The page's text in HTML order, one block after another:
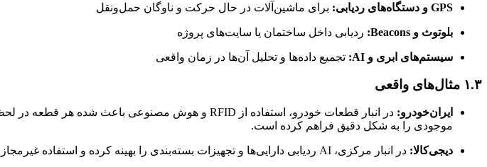
GPS و دستگاه‌های ردیابی: برای ماشین‌آلات در حال حرکت و ناوگان حمل‌ونقل
بلوتوث و Beacons: ردیابی داخل ساختمان یا سایت‌های پروژه
سیستم‌های ابری و AI: تجمیع داده‌ها و تحلیل آن‌ها در زمان واقعی
۱.۳ مثال‌های واقعی
ایران‌خودرو:
موجودی را به شکل دقیق فراهم کرده است.
دیجی‌کالا: در انبار مرکزی، AI ردیابی دارایی‌ها و تجهیزات بسته‌بندی را بهینه کرده و استفاده غیرمجاز از برخی تجهیزات را کاهش داده است.